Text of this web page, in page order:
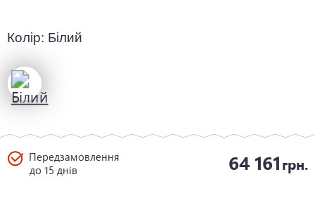
Колір: Білий
64 161грн.
Передзамовлення
до 15 днів